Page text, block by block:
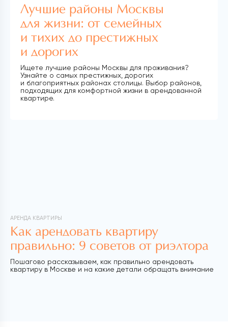
Лучшие районы Москвы
для жизни: от семейных
и тихих до престижных
и дорогих
Ищете лучшие районы Москвы для проживания?
Узнайте о самых престижных, дорогих
и благоприятных районах столицы. Выбор районов,
подходящих для комфортной жизни в арендованной
квартире.
АРЕНДА КВАРТИРЫ
Как арендовать квартиру
правильно: 9 советов от риэлтора
Пошагово рассказываем, как правильно арендовать
квартиру в Москве и на какие детали обращать внимание